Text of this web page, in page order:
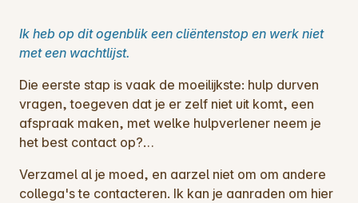
Ik heb op dit ogenblik een cliëntenstop en werk niet
met een wachtlijst.
Die eerste stap is vaak de moeilijkste: hulp durven
vragen, toegeven dat je er zelf niet uit komt, een
afspraak maken, met welke hulpverlener neem je
het best contact op?…
Verzamel al je moed, en aarzel niet om om andere
collega's te contacteren. Ik kan je aanraden om hier